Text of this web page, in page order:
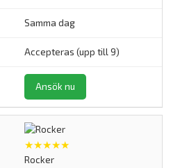
Samma dag
Accepteras (upp till 9)
Ansök nu
★★★★★
Rocker